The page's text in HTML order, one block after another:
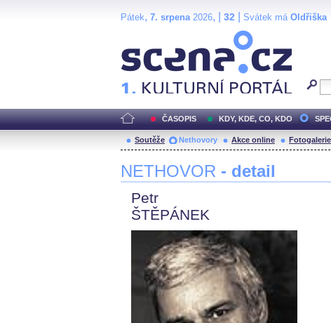
Pátek, 7. srpena2026, | 32 Svátek má Oldřiška
ČASOPIS KDY, KDE, CO, KDO
Soutěže Nethovory Akce online Fotogalerie
NETHOVOR - detail
Petr
ŠTĚPÁNEK